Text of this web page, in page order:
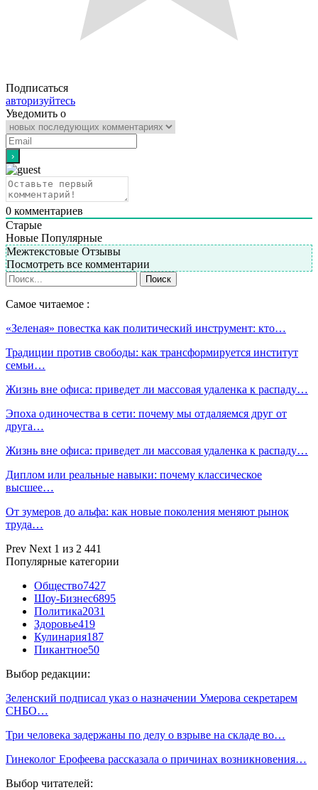
Подписаться
авторизуйтесь
Уведомить о
0 комментариев
Старые
Новые Популярные
Межтекстовые Отзывы
Посмотреть все комментарии
Самое читаемое :
«Зеленая» повестка как политический инструмент: кто…
Традиции против свободы: как трансформируется институт
семьи…
Жизнь вне офиса: приведет ли массовая удаленка к распаду…
Эпоха одиночества в сети: почему мы отдаляемся друг от
друга…
Жизнь вне офиса: приведет ли массовая удаленка к распаду…
Диплом или реальные навыки: почему классическое
высшее…
От зумеров до альфа: как новые поколения меняют рынок
труда…
Prev Next 1 из 2 441
Популярные категории
Общество7427
Шоу-Бизнес6895
Политика2031
Здоровье419
Кулинария187
Пикантное50
Выбор редакции:
Зеленский подписал указ о назначении Умерова секретарем
СНБО…
Три человека задержаны по делу о взрыве на складе во…
Гинеколог Ерофеева рассказала о причинах возникновения…
Выбор читателей: